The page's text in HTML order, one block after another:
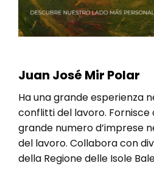
Juan José Mir Polar
Ha una grande esperienza
conflitti del lavoro. Fornisce
grande numero d’imprese
del lavoro. Collabora con
della Regione delle Isole